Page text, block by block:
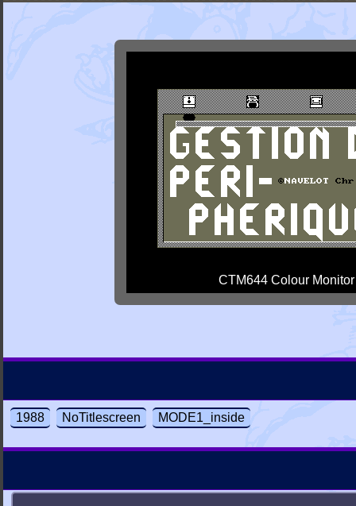
CTM644 Colour Monitor
1988 NoTitlescreen MODE1_inside